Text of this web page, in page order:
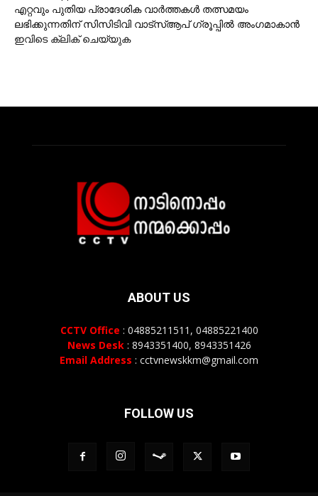
എറ്റവും പുതിയ പ്രാദേശിക വാര്‍ത്തകള്‍ തത്സമയം
ലഭിക്കുന്നതിന് സിസിടിവി വാട്‌സ്ആപ് ഗ്രൂപ്പില്‍ അംഗമാകാന്‍
ഇവിടെ ക്ലിക് ചെയ്യുക
ABOUT US
CCTV Office : 04885211511, 04885221400
News Desk: 8943351400, 8943351426
Email Address : cctvnewskkm@gmail.com
FOLLOW US